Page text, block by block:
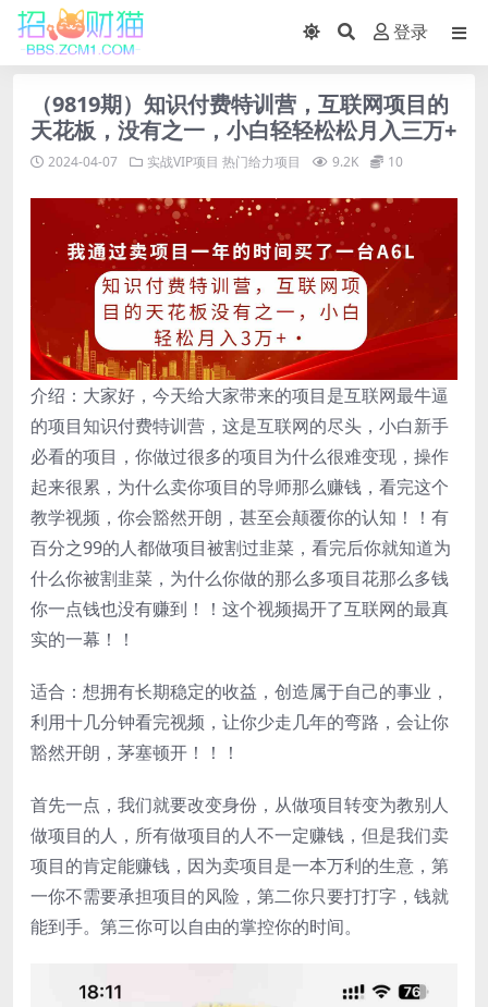
登录
（9819期）知识付费特训营，互联网项目的
天花板，没有之一，小白轻轻松松月入三万+
2024-04-07 实战VIP项目 热门给力项目 9.2K 10
介绍：大家好，今天给大家带来的项目是互联网最牛逼
的项目知识付费特训营，这是互联网的尽头，小白新手
必看的项目，你做过很多的项目为什么很难变现，操作
起来很累，为什么卖你项目的导师那么赚钱，看完这个
教学视频，你会豁然开朗，甚至会颠覆你的认知！！有
百分之99的人都做项目被割过韭菜，看完后你就知道为
什么你被割韭菜，为什么你做的那么多项目花那么多钱
你一点钱也没有赚到！！这个视频揭开了互联网的最真
实的一幕！！
适合：想拥有长期稳定的收益，创造属于自己的事业，
利用十几分钟看完视频，让你少走几年的弯路，会让你
豁然开朗，茅塞顿开！！！
首先一点，我们就要改变身份，从做项目转变为教别人
做项目的人，所有做项目的人不一定赚钱，但是我们卖
项目的肯定能赚钱，因为卖项目是一本万利的生意，第
一你不需要承担项目的风险，第二你只要打打字，钱就
能到手。第三你可以自由的掌控你的时间。